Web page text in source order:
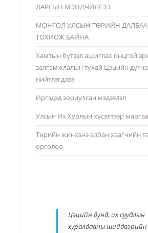
ДАРГЫН МЭНДЧИЛГЭЭ
МОНГОЛ УЛСЫН ТӨРИЙН
ТОХИОЖ БАЙНА
Хамтын бүтээл ашиглах онцгой
залгамжлалын тухай Цэцийн
нийтлэгдлээ
Иргэдэд зориулсан мэдээлэл
Улсын Их Хурлын хүсэлтээр
Төрийн жинхэнэ албан хаагчийн
өргөлөө
Цэцийн дунд, их суудлын
хуралдааны шийдвэрийн